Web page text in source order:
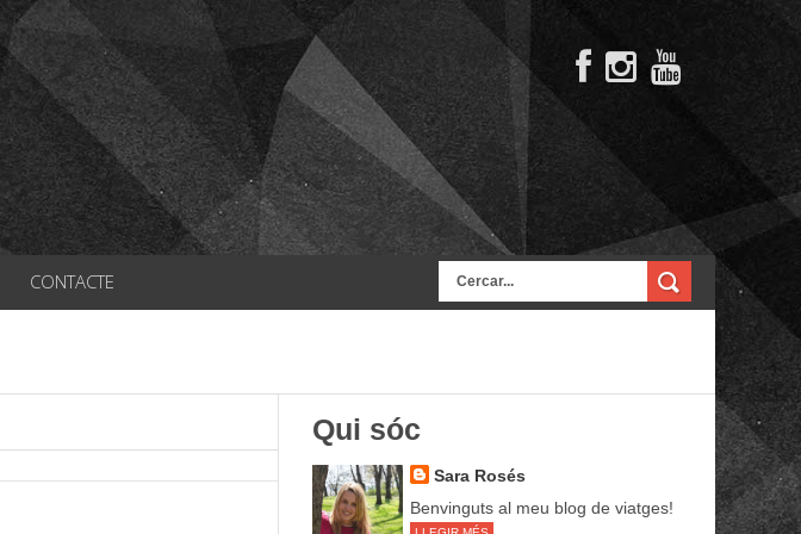
CONTACTE
Qui sóc
Sara Rosés
Benvinguts al meu blog de viatges!